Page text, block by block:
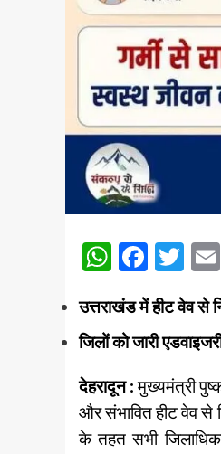
उत्तराखंड में हीट वेव से
जिलों को जारी
देहरादून :मुख्यमंत्री
और संभावित हीट वेव से
के तहत सभी